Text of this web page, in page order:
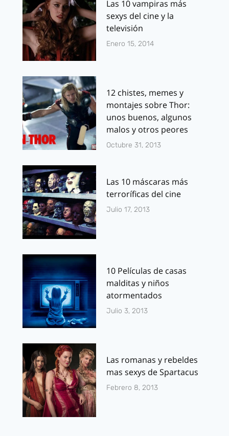
Las 10 vampiras más
sexys del cine y la
televisión
Enero 15, 2014
12 chistes, memes y
montajes sobre Thor:
unos buenos, algunos
malos y otros peores
Octubre 31, 2013
Las 10 máscaras más
terroríficas del cine
Julio 17, 2013
10 Películas de casas
malditas y niños
atormentados
Julio 3, 2013
Las romanas y rebeldes
mas sexys de Spartacus
Febrero 8, 2013